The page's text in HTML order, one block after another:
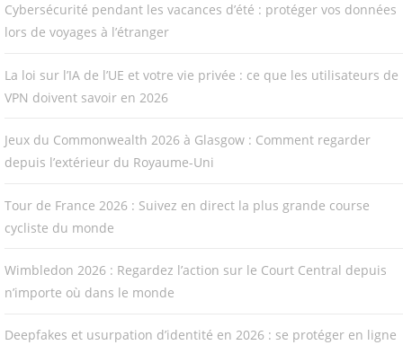
Cybersécurité pendant les vacances d’été : protéger vos données
lors de voyages à l’étranger
La loi sur l’IA de l’UE et votre vie privée : ce que les utilisateurs de
VPN doivent savoir en 2026
Jeux du Commonwealth 2026 à Glasgow : Comment regarder
depuis l’extérieur du Royaume-Uni
Tour de France 2026 : Suivez en direct la plus grande course
cycliste du monde
Wimbledon 2026 : Regardez l’action sur le Court Central depuis
n’importe où dans le monde
Deepfakes et usurpation d’identité en 2026 : se protéger en ligne